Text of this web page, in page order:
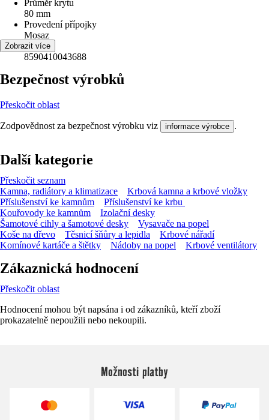
Průměr krytu
80 mm
Provedení přípojky
Mosaz
EAN
8590410043688
Zobrazit více
Bezpečnost výrobků
Přeskočit oblast
Zodpovědnost za bezpečnost výrobku viz informace výrobce .
Další kategorie
Přeskočit seznam
Kamna, radiátory a klimatizace
Krbová kamna a krbové vložky
Příslušenství ke kamnům
Příslušenství ke krbu
Kouřovody ke kamnům
Izolační desky
Šamotové cihly a šamotové desky
Vysavače na popel
Koše na dřevo
Těsnicí šňůry a lepidla
Krbové nářadí
Komínové kartáče a štětky
Nádoby na popel Krbové ventilátory
Zákaznická hodnocení
Přeskočit oblast
Hodnocení mohou být napsána i od zákazníků, kteří zboží
prokazatelně nepoužili nebo nekoupili.
Možnosti platby